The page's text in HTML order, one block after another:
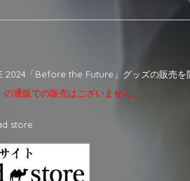
2024「Before the Future」グッズの販売を
通販での販売はございません。
store